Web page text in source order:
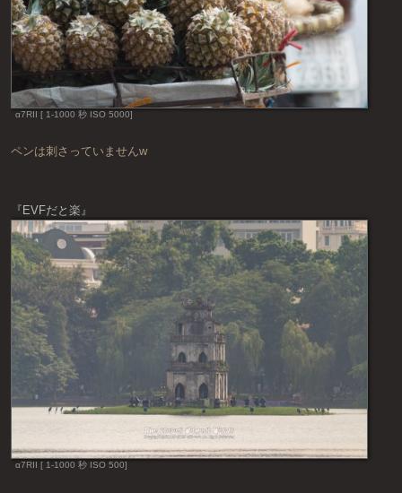
α7RII [ 1-1000 秒 ISO 5000]
ペンは刺さっていませんw
『EVFだと楽』
α7RII [ 1-1000 秒 ISO 500]